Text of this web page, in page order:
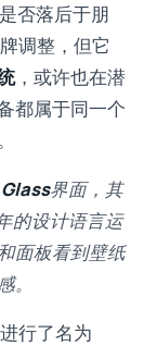
否落后于朋
调整，但它
，或许也在潜
都属于同一个
界面，其
的设计语言运
面板看到壁纸
行了名为